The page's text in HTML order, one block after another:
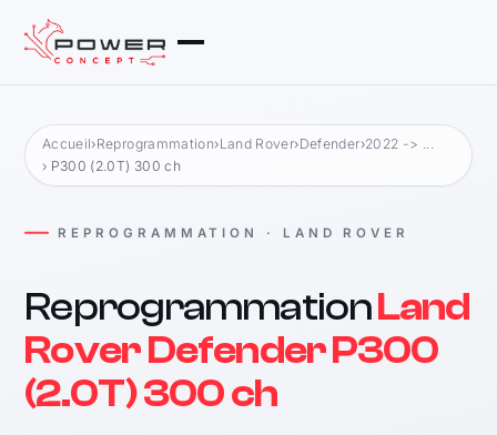
Accueil›Reprogrammation›Land Rover›Defender›2022 -> ...
› P300 (2.0T) 300 ch
REPROGRAMMATION · LAND ROVER
ReprogrammationLand
Rover Defender P300
(2.0T) 300 ch